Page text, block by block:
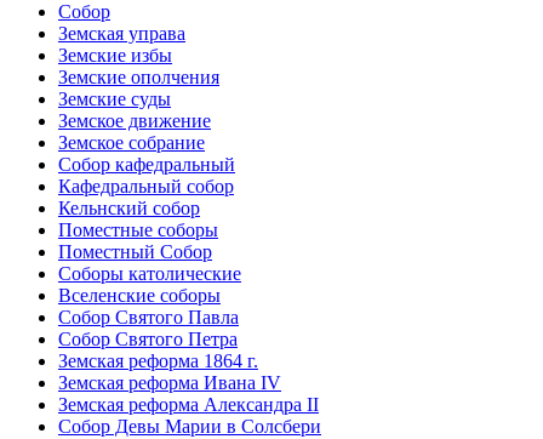
Собор
Земская управа
Земские избы
Земские ополчения
Земские суды
Земское движение
Земское собрание
Собор кафедральный
Кафедральный собор
Кельнский собор
Поместные соборы
Поместный Собор
Соборы католические
Вселенские соборы
Собор Святого Павла
Собор Святого Петра
Земская реформа 1864 г.
Земская реформа Ивана IV
Земская реформа Александра II
Собор Девы Марии в Солсбери